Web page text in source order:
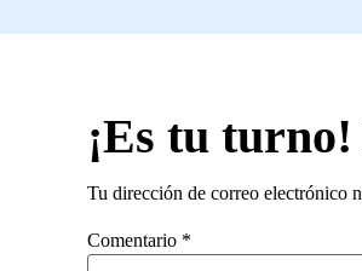
¡Es tu
Tu dirección de correo electrónico
Comentario *